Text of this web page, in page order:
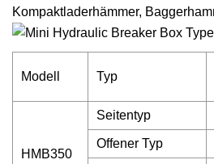
Kompaktladerhämmer,
Modell Typ
HMB350
Seitentyp
Offener Typ